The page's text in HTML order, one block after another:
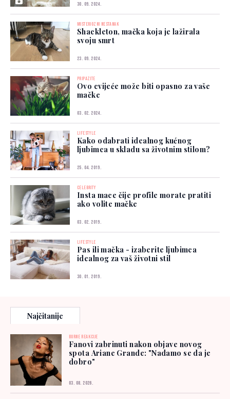
30. 09. 2024.
MISTERIOZNI NESTANAK
Shackleton, mačka koja je lažirala
svoju smrt
23. 09. 2024.
PRIPAZITE
Ovo cvijeće može biti opasno za vaše
mačke
03. 02. 2024.
LIFESTYLE
Kako odabrati idealnog kućnog
ljubimca u skladu sa životnim stilom?
25. 04. 2019.
CELEBRITY
Insta mace čije profile morate pratiti
ako volite mačke
03. 02. 2019.
LIFESTYLE
Pas ili mačka - izaberite ljubimca
idealnog za vaš životni stil
30. 01. 2019.
Najčitanije
BURNE REAKCIJE
Fanovi zabrinuti nakon objave novog
spota Ariane Grande: "Nadamo se da je
dobro"
03. 08. 2026.